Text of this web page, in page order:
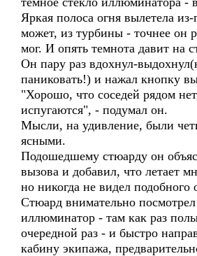
Яркая полоса огня вылетела
может, из турбины - точнее он
мог. И опять темнота давит на
Он пару раз вдохнул-
паниковать!) и нажал кнопку
"Хорошо, что соседей рядом
испугаются", - подумал он.
Мысли, на удивление, были
ясными.
Подошедшему стюарду он
вызова и добавил, что летает
но никогда не видел подобного
Стюард внимательно
иллюминатор - там как раз
очередной раз - и быстро
кабину экипажа,